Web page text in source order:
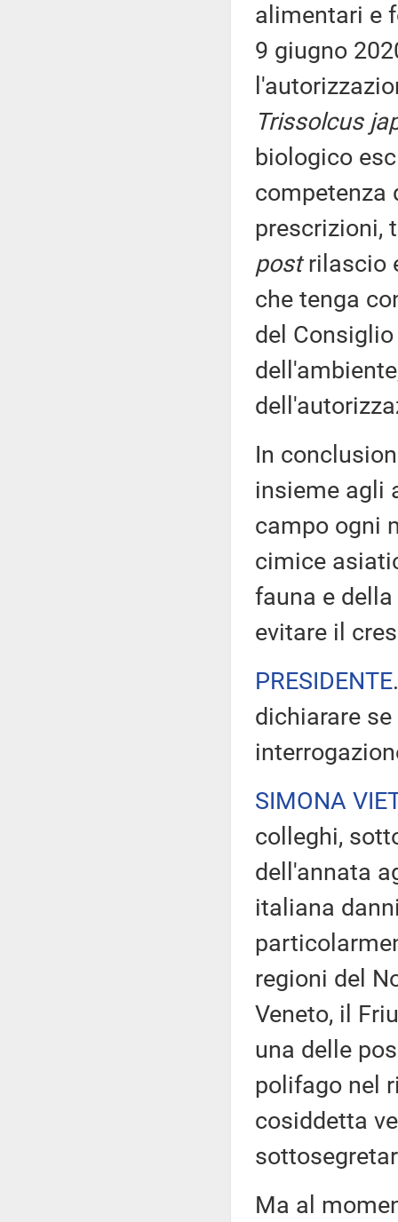
alimentari e
9 giugno
Trissolcus
biologico
competenza
prescrizioni,
postrilascio
che tenga
del
In
insieme agli
campo ogni
cimice
fauna e
evitare il
PRESIDENTE
dichiarare
SIMONA
colleghi,
dell'annata
italiana
regioni del
Veneto, il
una delle
polifago nel
cosiddetta
Ma al